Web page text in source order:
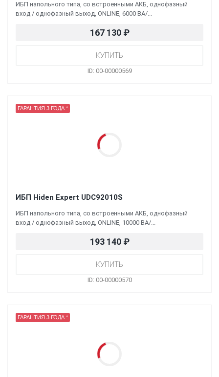
ИБП напольного типа, со встроенными АКБ, однофазный
вход / однофазный выход, ONLINE, 6000 ВА/...
167 130 ₽
ID: 00-00000569
ИБП Hiden Expert UDC92010S
ИБП напольного типа, со встроенными АКБ, однофазный
вход / однофазный выход, ONLINE, 10000 ВА/...
193 140 ₽
ГАРАНТИЯ 3 ГОДА *
ID: 00-00000570
ГАРАНТИЯ 3 ГОДА *